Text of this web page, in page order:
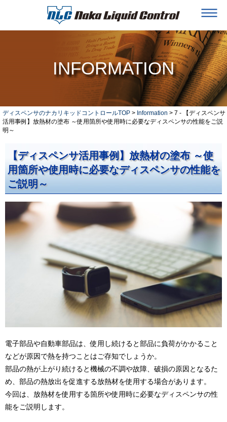
INFORMATION
ディスペンサのナカリキッドコントロールTOP > Information > 7 - 【ディスペンサ
活用事例】放熱材の塗布 ～使用箇所や使用時に必要なディスペンサの性能をご説
明～
【ディスペンサ活用事例】放熱材の塗布 ～使
用箇所や使用時に必要なディスペンサの性能を
ご説明～
電子部品や自動車部品は、使用し続けると部品に負荷がかかること
などが原因で熱を持つことはご存知でしょうか。
部品の熱が上がり続けると機械の不調や故障、破損の原因となるた
め、部品の熱放出を促進する放熱材を使用する場合があります。
今回は、放熱材を使用する箇所や使用時に必要なディスペンサの性
能をご説明します。